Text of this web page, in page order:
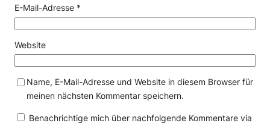
E-Mail-Adresse *
Website
Name, E-Mail-Adresse und Website in diesem Browser für
meinen nächsten Kommentar speichern.
Benachrichtige mich über nachfolgende Kommentare via